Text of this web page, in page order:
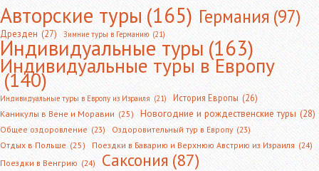
Авторские туры(165) Германия(97)
Дрезден (27) Зимние туры в Германию (21)
Индивидуальные туры(163)
Индивидуальные туры в Европу
(140)
Индивидуальные туры в Европу из Израиля (21) История Европы (26)
Каникулы в Вене и Моравии (25) Новогодние и рождественские туры (28)
Общее оздоровление (23) Оздоровительный тур в Европу (23)
Отдых в Польше (25) Поездки в Баварию и Верхнюю Австрию из Израиля (24)
Поездки в Венгрию (24) Саксония(87)